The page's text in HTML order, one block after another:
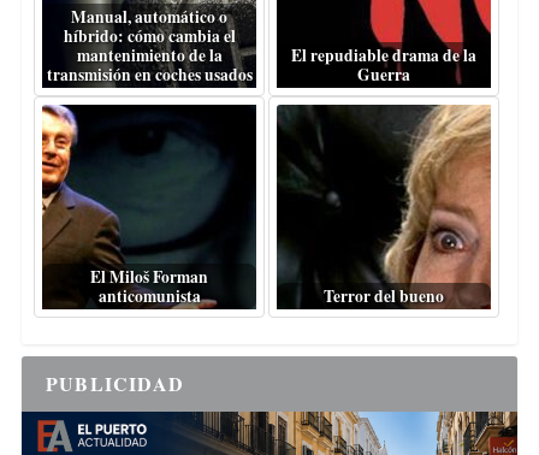
Manual, automático o
híbrido: cómo cambia el
mantenimiento de la
transmisión en coches usados
El repudiable drama de la
Guerra
El Miloš Forman
anticomunista
Terror del bueno
PUBLICIDAD